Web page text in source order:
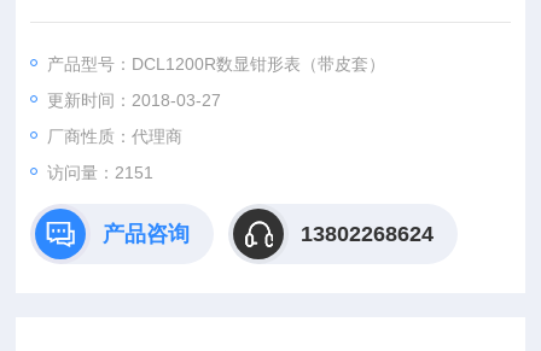
* 钳部使用罗果夫斯基线圈、空芯非常轻量
* 低输入阻抗型ACV/DCV/Ω，内置自动识别功能
* 除ACV、DCV之外，也可以检测电容器容量、频率
* 采样率：数值部55次/秒
产品型号：DCL1200R数显钳形表（带皮套）
更新时间：2018-03-27
厂商性质：代理商
访问量：2151
产品咨询 13802268624